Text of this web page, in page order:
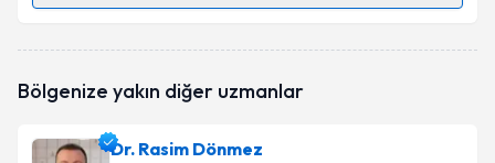
Takvim Talebini Gönder
talebi oluşturun. Size bu uzmandan randevu almanız
bilgilendireceğiz.
Bölgenize yakın diğer uzmanlar
Dr. Rasim Dönmez